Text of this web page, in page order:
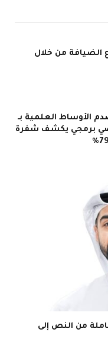
الضيافة من خلال
الأوساط العلمية بـ
رياضي برمجي يكشف شفرة
من النص إلى